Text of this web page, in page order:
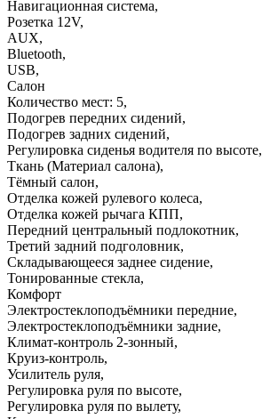
Навигационная система,
Розетка 12V,
AUX,
Bluetooth,
USB,
Салон
Количество мест: 5,
Подогрев передних сидений,
Подогрев задних сидений,
Регулировка сиденья водителя по высоте,
Ткань (Материал салона),
Тёмный салон,
Отделка кожей рулевого колеса,
Отделка кожей рычага КПП,
Передний центральный подлокотник,
Третий задний подголовник,
Складывающееся заднее сидение,
Тонированные стекла,
Комфорт
Электростеклоподъёмники передние,
Электростеклоподъёмники задние,
Климат-контроль 2-зонный,
Круиз-контроль,
Усилитель руля,
Регулировка руля по высоте,
Регулировка руля по вылету,